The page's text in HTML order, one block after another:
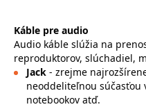
Káble pre audio
Audio káble slúžia na
reproduktorov, slúchadiel,
Jack - zrejme
neoddeliteľnou súčasťou
notebookov atď.